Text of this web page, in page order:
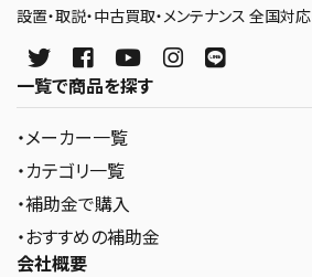
設置・取説・中古買取・メンテナンス 全国対応
一覧で商品を探す
・メーカー一覧
・カテゴリ一覧
・補助金で購入
・おすすめの補助金
会社概要